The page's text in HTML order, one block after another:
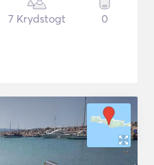
7 Krydstogt 0